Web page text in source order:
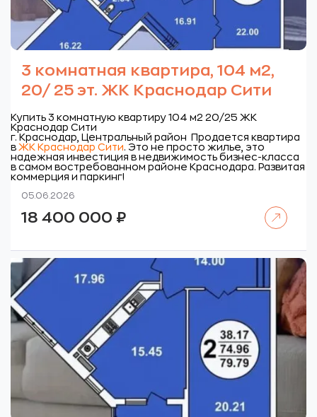
3 комнатная квартира, 104 м2,
20/ 25 эт. ЖК Краснодар Сити
Купить 3 комнатную квартиру 104 м2 20/25 ЖК
Краснодар Сити
г. Краснодар, Центральный район
Продается квартира
в ЖК Краснодар Сити. Это не просто жилье, это
надежная инвестиция в недвижимость бизнес-класса
в самом востребованном районе Краснодара. Развитая
коммерция и паркинг!
05.06.2026
18 400 000 ₽